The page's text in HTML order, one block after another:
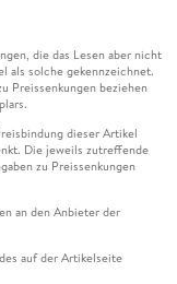
die das Lesen aber nicht
als solche gekennzeichnet.
Preissenkungen beziehen
dieser Artikel
Die jeweils zutreffende
zu Preissenkungen
an den Anbieter der
auf der Artikelseite